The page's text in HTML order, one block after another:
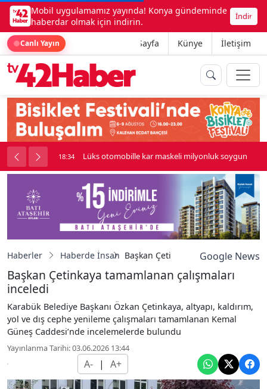
Mobil uygulamamız yayında! Konya gündeminde
haberdar olmak için indirin.
İndir
Canlı Yayın Ana Sayfa Künye İletişim
kavga çıktı 18:34 Lüks otomobille kar maskeli milyonluk soygun
Haberler Haberde İnsan Başkan Çetinkaya tamamlanan
Google News
Başkan Çetinkaya tamamlanan çalışmaları
inceledi
Karabük Belediye Başkanı Özkan Çetinkaya, altyapı, kaldırım,
yol ve dış cephe yenileme çalışmaları tamamlanan Kemal
Güneş Caddesi’nde incelemelerde bulundu
Yayınlanma Tarihi: 03.06.2026 13:44
A- | A+